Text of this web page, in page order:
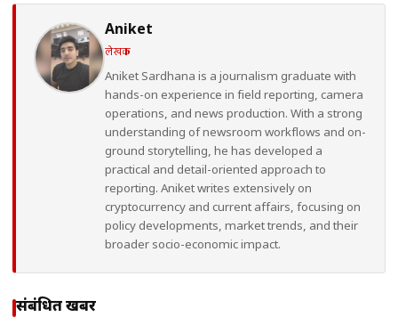
Aniket
लेखक
Aniket Sardhana is a journalism graduate with
hands-on experience in field reporting, camera
operations, and news production. With a strong
understanding of newsroom workflows and on-
ground storytelling, he has developed a
practical and detail-oriented approach to
reporting. Aniket writes extensively on
cryptocurrency and current affairs, focusing on
policy developments, market trends, and their
broader socio-economic impact.
संबंधित खबरें